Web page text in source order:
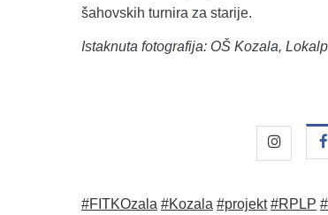
šahovskih turnira za starije.
Istaknuta fotografija: OŠ Kozala,
#FITKOzala #Kozala #projekt #RPLP